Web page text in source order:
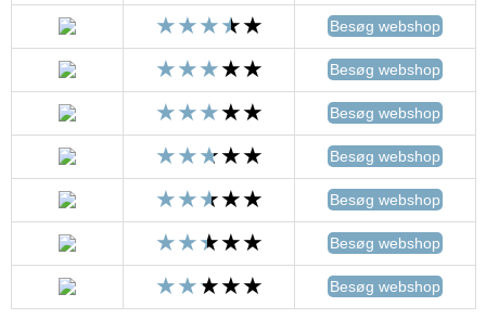
Besøg webshop
Besøg webshop
Besøg webshop
Besøg webshop
Besøg webshop
Besøg webshop
Besøg webshop